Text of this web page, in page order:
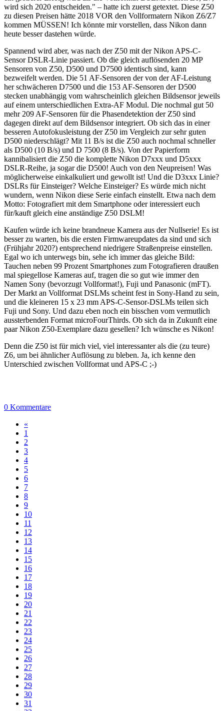
wird sich 2020 entscheiden." – hatte ich zuerst getextet. Diese Z50
zu diesen Preisen hätte 2018 VOR den Vollformatern Nikon Z6/Z7
kommen MÜSSEN! Ich könnte mir vorstellen, dass Nikon dann
heute besser dastehen würde.
Spannend wird aber, was nach der Z50 mit der Nikon APS-C-
Sensor DSLR-Linie passiert. Ob die gleich auflösenden 20 MP
Sensoren von Z50, D500 und D7500 identisch sind, kann
bezweifelt werden. Die 51 AF-Sensoren der von der AF-Leistung
her schwächeren D7500 und die 153 AF-Sensoren der D500
stecken unabhängig vom wahrscheinlich gleichen Bildsensor jeweils
auf einem unterschiedlichen Extra-AF Modul. Die nochmal gut 50
mehr 209 AF-Sensoren für die Phasendetektion der Z50 sind
dagegen direkt auf dem Bildsensor integriert. Ob sich das in einer
besseren Autofokusleistung der Z50 im Vergleich zur sehr guten
D500 niederschlägt? Mit 11 B/s ist die Z50 auch nochmal schneller
als D500 (10 B/s) und D 7500 (8 B/s). Von der Papierform
kannibalisiert die Z50 die komplette Nikon D7xxx und D5xxx
DSLR-Reihe, ja sogar die D500! Auch von den Neupreisen! Was
möglicherweise einkalkuliert und gewollt ist! Und die D3xxx Linie?
DSLRs für Einsteiger? Welche Einsteiger? Es würde mich nicht
wundern, wenn Nikon diese Serie einfach einstellt. Etwa nach dem
Motto: Fotografiert mit dem Smartphone oder interessiert euch
für/kauft gleich eine anständige Z50 DSLM!
Kaufen würde ich keine brandneue Kamera aus der Nullserie! Es ist
besser zu warten, bis die ersten Firmwareupdates da sind und sich
(Frühjahr 2020?) entsprechend niedrigere Straßenpreise einstellen.
Egal wo ich unterwegs bin, sehe ich immer das gleiche Bild:
Tauchen neben 99 Prozent Smartphones zum Fotografieren draußen
mal spiegellose Kameras auf, tragen die so gut wie immer den
Namen Sony (bevorzugt Vollformat!), Fuji und Panasonic (mFT).
Der Markt an Vollformat DSLMs scheint fest in Sony-Hand zu sein,
und die kleineren 15 x 23 mm APS-C-Sensor-DSLMs teilen sich
Fuji und Sony. Und dazu eben noch ein bisschen vom vermutlich
aussterbenden Format microFourThirds. Ob sich da in Zukunft eine
paar Nikon Z50-Exemplare dazu gesellen? Ich wünsche es Nikon!
Denn die Z50 ist für mich viel, viel interessanter als die (zu teure)
Z6, um bei ähnlicher Auflösung zu bleben. Ja, ich kenne den
Unterschied zwischen Vollformat und APS-C ;-)
0 Kommentare
«
1
2
3
4
5
6
7
8
9
10
11
12
13
14
15
16
17
18
19
20
21
22
23
24
25
26
27
28
29
30
31